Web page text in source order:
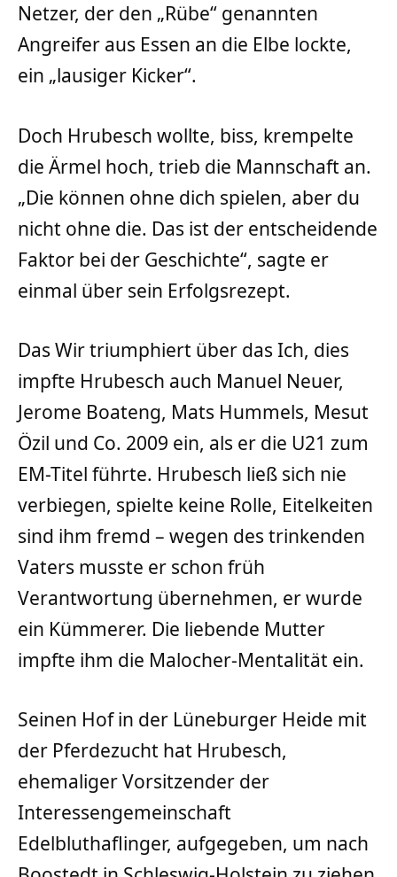
Netzer, der den „Rübe“ genannten
Angreifer aus Essen an die Elbe lockte,
ein „lausiger Kicker“.
Doch Hrubesch wollte, biss, krempelte
die Ärmel hoch, trieb die Mannschaft an.
„Die können ohne dich spielen, aber du
nicht ohne die. Das ist der entscheidende
Faktor bei der Geschichte“, sagte er
einmal über sein Erfolgsrezept.
Das Wir triumphiert über das Ich, dies
impfte Hrubesch auch Manuel Neuer,
Jerome Boateng, Mats Hummels, Mesut
Özil und Co. 2009 ein, als er die U21 zum
EM-Titel führte. Hrubesch ließ sich nie
verbiegen, spielte keine Rolle, Eitelkeiten
sind ihm fremd – wegen des trinkenden
Vaters musste er schon früh
Verantwortung übernehmen, er wurde
ein Kümmerer. Die liebende Mutter
impfte ihm die Malocher-Mentalität ein.
Seinen Hof in der Lüneburger Heide mit
der Pferdezucht hat Hrubesch,
ehemaliger Vorsitzender der
Interessengemeinschaft
Edelbluthaflinger, aufgegeben, um nach